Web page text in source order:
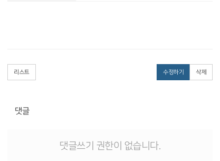
리스트 수정하기 삭제
댓글
댓글쓰기 권한이 없습니다.